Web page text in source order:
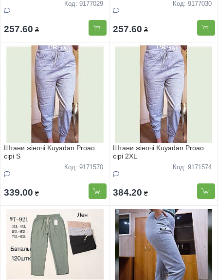
Код: 9177029
257.60 ₴
Код: 9177030
257.60 ₴
Штани жіночі Kuyadan Proao
cірі S
Код: 9171570
339.00 ₴
Штани жіночі Kuyadan Proao
cірі 2XL
Код: 9171574
384.20 ₴